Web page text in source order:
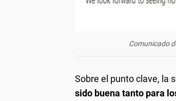
Comunicado
Sobre el punto clave, la
sido buena tanto para